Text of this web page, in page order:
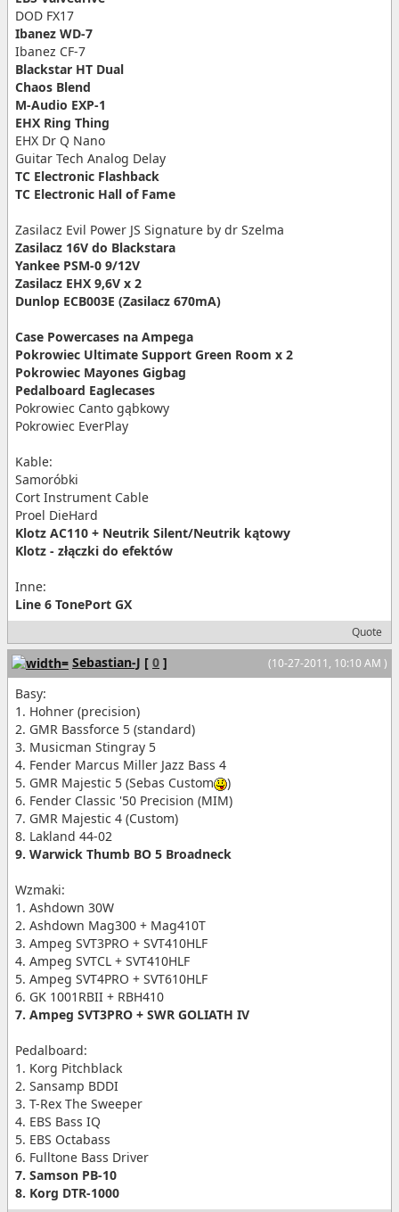
DOD FX17
Ibanez WD-7
Ibanez CF-7
Blackstar HT Dual
Chaos Blend
M-Audio EXP-1
EHX Ring Thing
EHX Dr Q Nano
Guitar Tech Analog Delay
TC Electronic Flashback
TC Electronic Hall of Fame
Zasilacz Evil Power JS Signature by dr Szelma
Zasilacz 16V do Blackstara
Yankee PSM-0 9/12V
Zasilacz EHX 9,6V x 2
Dunlop ECB003E (Zasilacz 670mA)
Case Powercases na Ampega
Pokrowiec Ultimate Support Green Room x 2
Pokrowiec Mayones Gigbag
Pedalboard Eaglecases
Pokrowiec Canto gąbkowy
Pokrowiec EverPlay
Kable:
Samoróbki
Cort Instrument Cable
Proel DieHard
Klotz AC110 + Neutrik Silent/Neutrik kątowy
Klotz - złączki do efektów
Inne:
Line 6 TonePort GX
Quote
(10-27-2011, 10:10 AM )
Sebastian-J [ 0 ]
Basy:
1. Hohner (precision)
2. GMR Bassforce 5 (standard)
3. Musicman Stingray 5
4. Fender Marcus Miller Jazz Bass 4
5. GMR Majestic 5 (Sebas Custom
)
6. Fender Classic '50 Precision (MIM)
7. GMR Majestic 4 (Custom)
8. Lakland 44-02
9. Warwick Thumb BO 5 Broadneck
Wzmaki:
1. Ashdown 30W
2. Ashdown Mag300 + Mag410T
3. Ampeg SVT3PRO + SVT410HLF
4. Ampeg SVTCL + SVT410HLF
5. Ampeg SVT4PRO + SVT610HLF
6. GK 1001RBII + RBH410
7. Ampeg SVT3PRO + SWR GOLIATH IV
Pedalboard:
1. Korg Pitchblack
2. Sansamp BDDI
3. T-Rex The Sweeper
4. EBS Bass IQ
5. EBS Octabass
6. Fulltone Bass Driver
7. Samson PB-10
8. Korg DTR-1000